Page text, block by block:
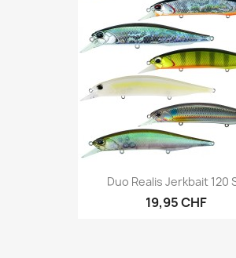
Duo Realis Jerkbait 120
19,95 CHF